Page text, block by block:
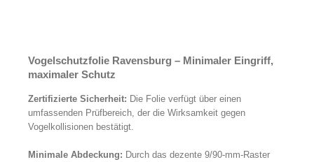
Vogelschutzfolie Ravensburg – Minimaler Eingriff,
maximaler Schutz
Zertifizierte Sicherheit: Die Folie verfügt über einen
umfassenden Prüfbereich, der die Wirksamkeit gegen
Vogelkollisionen bestätigt.
Minimale Abdeckung: Durch das dezente 9/90-mm-Raster